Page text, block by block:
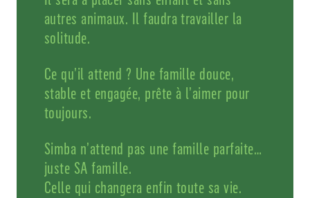
autres animaux. Il faudra travailler la
solitude.
Ce qu’il attend ? Une famille douce,
stable et engagée, prête à l’aimer pour
toujours.
Simba n’attend pas une famille parfaite…
juste SA famille.
Celle qui changera enfin toute sa vie.